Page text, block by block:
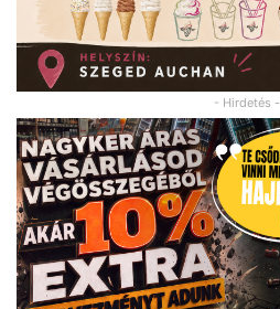
- Hirdetés -